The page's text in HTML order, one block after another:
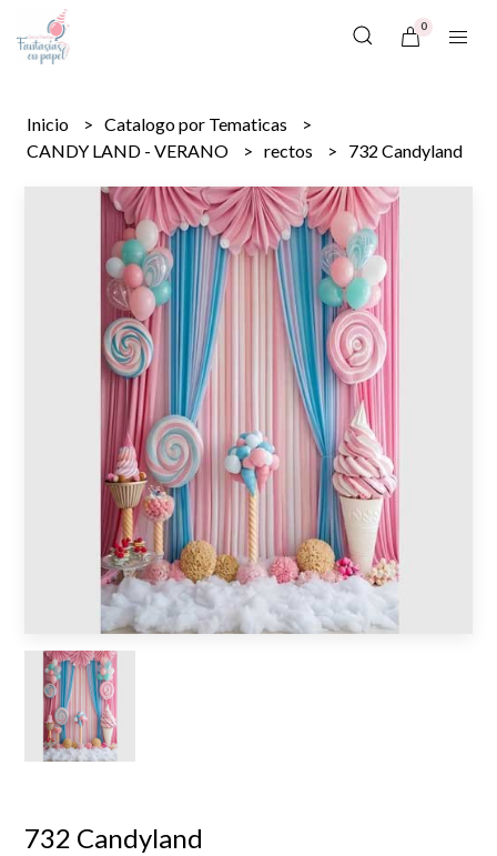
0
Inicio
Catalogo por Tematicas
CANDY LAND - VERANO
rectos 732 Candyland
732 Candyland